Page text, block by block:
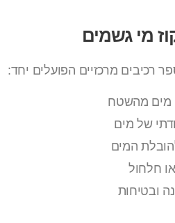
מי גשמים
רכיבים מרכזיים הפועלים יחד:
מים מהשטח
של מים
המים
חלחול
ובטיחות